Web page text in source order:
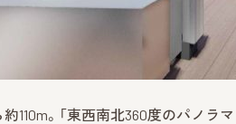
110m。「東西南北360度のパノラ